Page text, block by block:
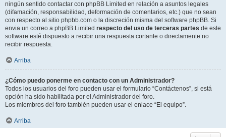
ningún sentido contactar con phpBB Limited en relación a asuntos legales
(difamación, responsabilidad, deformación de comentarios, etc.) que no sean
con respecto al sitio phpbb.com o la discreción misma del software phpBB. Si
envia un correo a phpBB Limited respecto del uso de terceras partes de este
software esté dispuesto a recibir una respuesta cortante o directamente no
recibir respuesta.
Arriba
¿Cómo puedo ponerme en contacto con un Administrador?
Todos los usuarios del foro pueden usar el formulario “Contáctenos”, si está
opción ha sido habilitada por el Administrador del foro.
Los miembros del foro también pueden usar el enlace “El equipo”.
Arriba